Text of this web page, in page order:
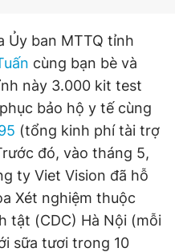
Ủy ban MTTQ tỉnh
cùng bạn bè và
này 3.000 kit test
bảo hộ y tế cùng
(tổng kinh phí tài trợ
đó, vào tháng 5,
ty Viet Vision đã hỗ
Xét nghiệm thuộc
tật (CDC) Hà Nội (mỗi
sữa tươi trong 10